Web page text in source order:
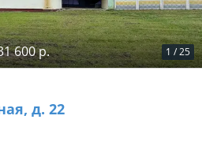
1 /25
600 р.
д. 22